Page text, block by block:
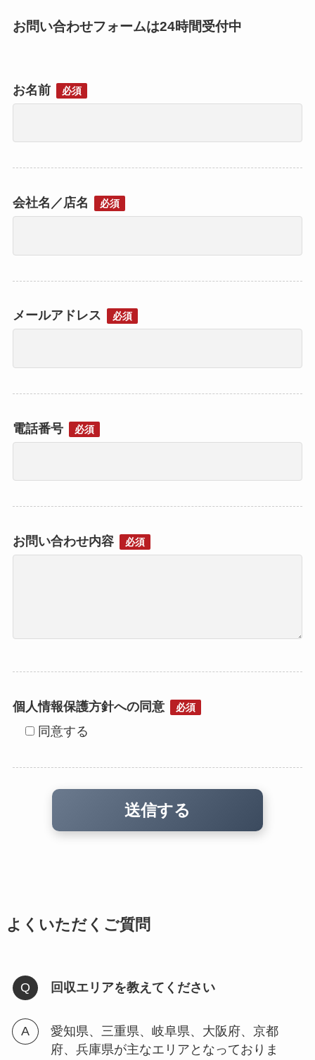
お問い合わせフォームは24時間受付中
お名前 必須
会社名／店名 必須
メールアドレス 必須
電話番号 必須
お問い合わせ内容 必須
個人情報保護方針への同意 必須
同意する
よくいただくご質問
回収エリアを教えてください
愛知県、三重県、岐阜県、大阪府、京都
府、兵庫県が主なエリアとなっておりま